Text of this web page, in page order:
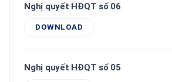
Nghị quyết HĐQT số 06
DOWNLOAD
Nghị quyết HĐQT số 05